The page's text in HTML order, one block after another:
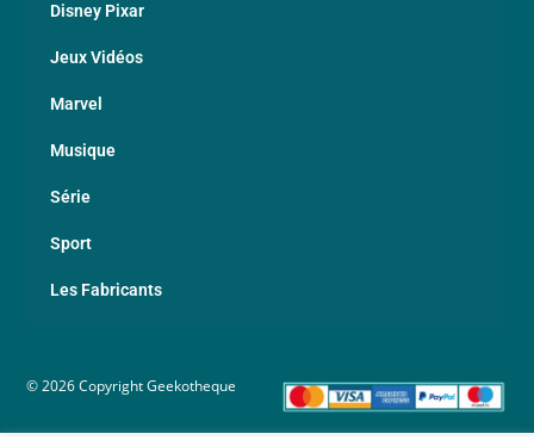
Disney Pixar
Jeux Vidéos
Marvel
Musique
Série
Sport
Les Fabricants
© 2026 Copyright Geekotheque